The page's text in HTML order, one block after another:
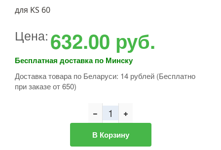
для KS 60
Цена:632.00 руб.
Бесплатная доставка по Минску
Доставка товара по Беларуси: 14 рублей (Бесплатно
при заказе от 650)
В Корзину